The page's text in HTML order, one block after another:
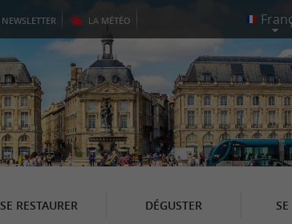
NEWSLETTER LA MÉTÉO
SE RESTAURER DÉGUSTER